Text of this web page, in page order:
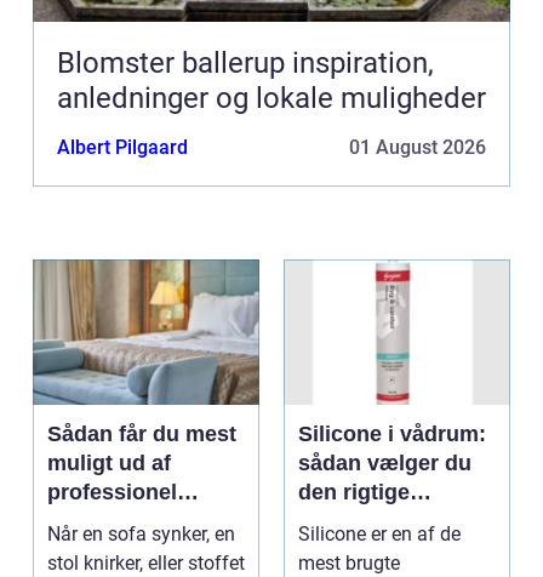
Blomster ballerup inspiration,
anledninger og lokale muligheder
Albert Pilgaard 01 August 2026
Sådan får du mest
muligt ud af
professionel
møbelpolstring
Når en sofa synker, en
stol knirker, eller stoffet
Silicone i vådrum:
sådan vælger du
den rigtige
fugemasse
Silicone er en af de
mest brugte